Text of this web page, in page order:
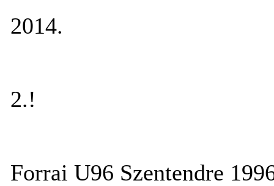
2014.
2.!
Forrai U96 Szentendre